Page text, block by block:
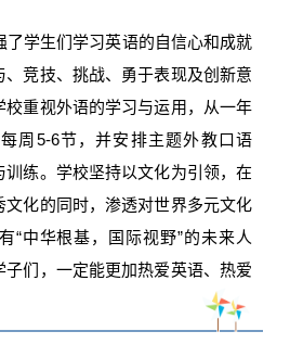
学生们学习英语的自信心和成就
竞技、挑战、勇于表现及创新意
校重视外语的学习与运用，从一年
周5-6节，并安排主题外教口语
练。学校坚持以文化为引领，在
文化的同时，渗透对世界多元文化
“中华根基，国际视野”的未来人
子们，一定能更加热爱英语、热爱